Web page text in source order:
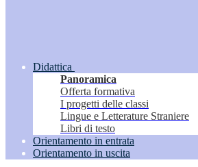
Didattica
Panoramica
Offerta formativa
I progetti delle classi
Lingue e Letterature Straniere
Libri di testo
Orientamento in entrata
Orientamento in uscita